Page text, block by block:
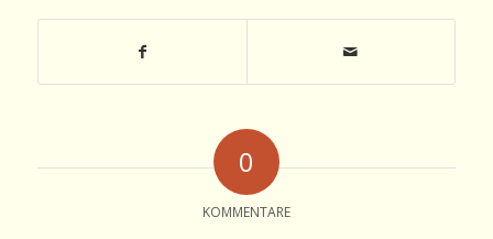
0
KOMMENTARE